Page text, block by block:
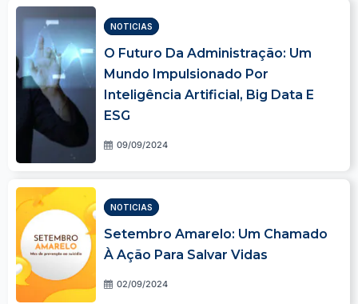
NOTICIAS
O Futuro Da Administração: Um
Mundo Impulsionado Por
Inteligência Artificial, Big Data E
ESG
09/09/2024
NOTICIAS
Setembro Amarelo: Um Chamado
À Ação Para Salvar Vidas
02/09/2024